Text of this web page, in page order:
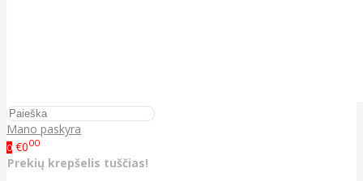
Mano paskyra
0 €000
Prekių krepšelis tuščias!